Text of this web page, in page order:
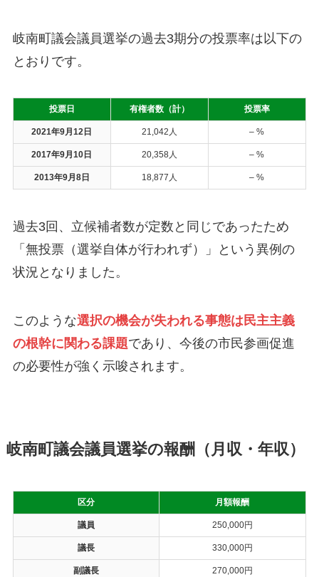
岐南町議会議員選挙の過去3期分の投票率は以下の
とおりです。
投票日 有権者数（計） 投票率
2021年9月12日 21,042人 – %
2017年9月10日 20,358人 – %
2013年9月8日 18,877人 – %
過去3回、立候補者数が定数と同じであったため
「無投票（選挙自体が行われず）」という異例の
状況となりました。
このような選択の機会が失われる事態は民主主義
の根幹に関わる課題であり、今後の市民参画促進
の必要性が強く示唆されます。
岐南町議会議員選挙の報酬（月収・年収）
区分 月額報酬
議員 250,000円
議長 330,000円
副議長 270,000円